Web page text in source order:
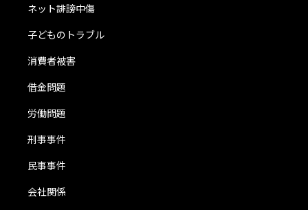
ネット誹謗中傷
子どものトラブル
消費者被害
借金問題
労働問題
刑事事件
民事事件
会社関係